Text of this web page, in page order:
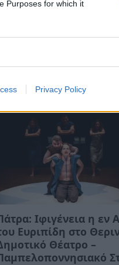
Purposes for which it
Privacy Policy
Ιφιγένεια η εν
Ευριπίδη στο
Θέατρο –